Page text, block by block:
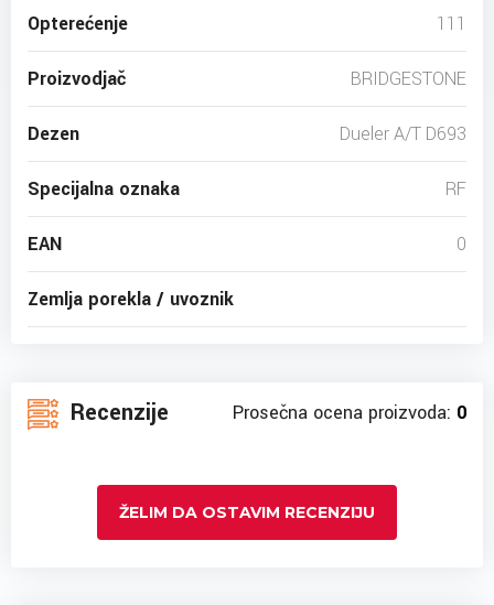
Opterećenje 111
Proizvodjač BRIDGESTONE
Dezen Dueler A/T D693
Specijalna oznaka RF
EAN 0
Zemlja porekla / uvoznik
Recenzije Prosečna ocena proizvoda: 0
ŽELIM DA OSTAVIM RECENZIJU